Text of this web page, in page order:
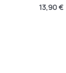
13,90€